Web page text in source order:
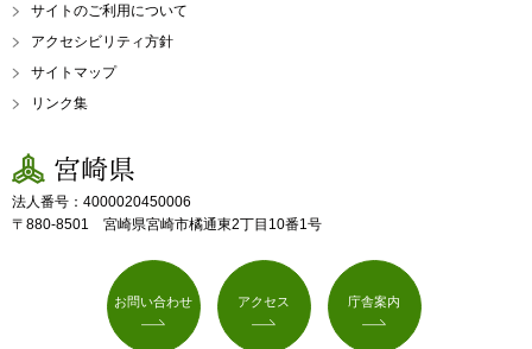
サイトのご利用について
アクセシビリティ方針
サイトマップ
リンク集
宮崎県
法人番号：4000020450006
〒880-8501 宮崎県宮崎市橘通東2丁目10番1号
お問い合わせ アクセス 庁舎案内